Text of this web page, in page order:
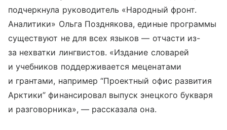
подчеркнула руководитель «Народный фронт.
Аналитики» Ольга Позднякова, единые программы
существуют не для всех языков — отчасти из-
за нехватки лингвистов. «Издание словарей
и учебников поддерживается меценатами
и грантами, например “Проектный офис развития
Арктики” финансировал выпуск энецкого букваря
и разговорника», — рассказала она.